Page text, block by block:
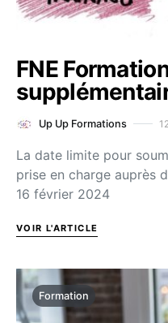
FNE
Up Up Formations
La date limite pour
prise en charge auprès
16 février 2024
VOIR L'ARTICLE
Formation